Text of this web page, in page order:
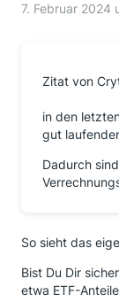
7. Februar 2024
Zitat von
in den
gut
Dadurch
So sieht das
Bist Du Dir
etwa ETF-